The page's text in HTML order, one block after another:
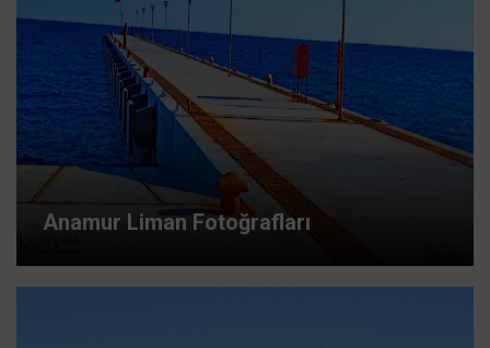
Anamur Liman Fotoğrafları